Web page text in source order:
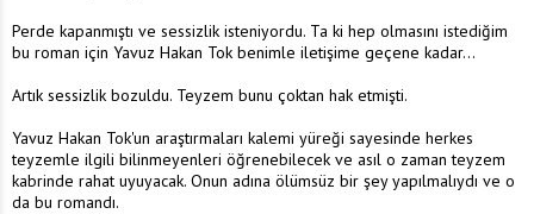
Perde kapanmıştı ve sessizlik isteniyordu. Ta ki hep olmasını istediğim
bu roman için Yavuz Hakan Tok benimle iletişime geçene kadar...
Artık sessizlik bozuldu. Teyzem bunu çoktan hak etmişti.
Yavuz Hakan Tok'un araştırmaları kalemi yüreği sayesinde herkes
teyzemle ilgili bilinmeyenleri öğrenebilecek ve asıl o zaman teyzem
kabrinde rahat uyuyacak. Onun adına ölümsüz bir şey yapılmalıydı ve o
da bu romandı.